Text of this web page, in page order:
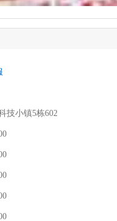
技小镇5栋602